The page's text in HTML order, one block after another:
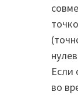
Если
во